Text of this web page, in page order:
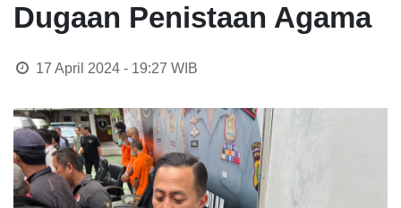
Dugaan Penistaan Agama
17 April 2024 - 19:27 WIB